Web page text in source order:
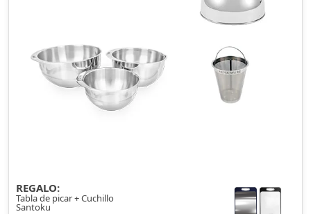
REGALO:
Tabla de picar + Cuchillo
Santoku